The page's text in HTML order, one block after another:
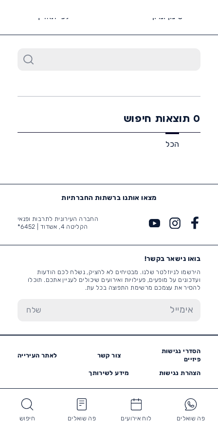
סינון ומיון לפי תאריך
0 תוצאות חיפוש
הכל
מצאו אותנו ברשתות החברתיות
החברה העירונית לתרבות ופנאי
הקליטה 4, אשדוד |
6452*
בואו נישאר בקשר!
הירשמו לניוזלטר שלנו. מבטיחים לא להציק, נשלח לכם הודעות
ועדכונים על מופעים, פעילויות ואירועים שיכולים לעניין אתכם. תוכלו
להסיר את עצמכם מרשימת התפוצה בכל עת.
הסדרי נגישות
פיזיים
צור קשר לאתר העירייה
הצהרת נגישות מידע לשירותך
פה שואלים לוח אירועים פה שואלים חיפוש